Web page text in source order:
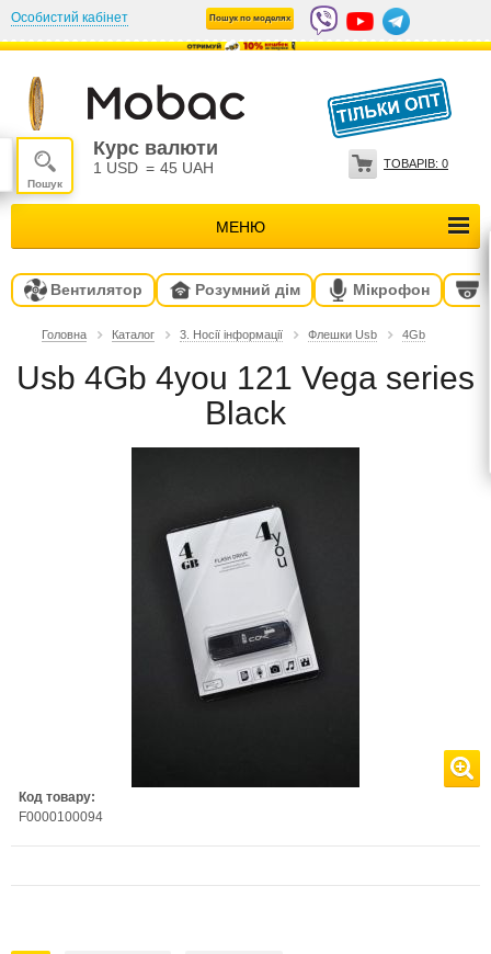
Особистий кабінет Пошук по моделях
Курс валюти
1 USD = 45 UAH
МЕНЮ
ТОВАРІВ: 0
Вентилятор Розумний дім Мікрофон
Головна Каталог 3. Носії інформації Флешки Usb 4Gb
Usb 4Gb 4you 121 Vega series
Black
Код товару:
F0000100094